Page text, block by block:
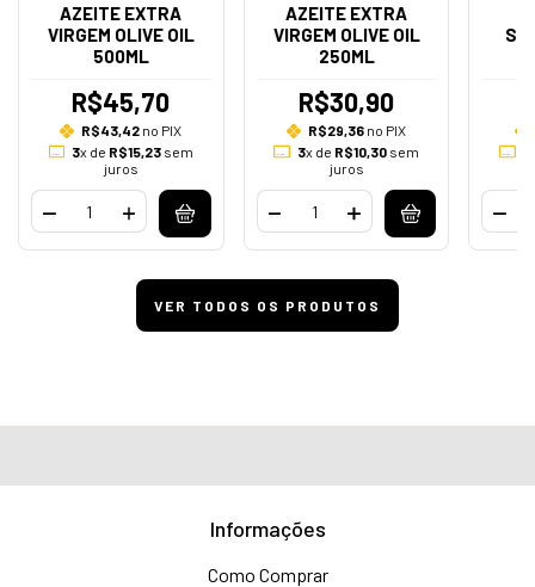
AZEITE EXTRA
VIRGEM OLIVE OIL
500ML
R$45,70
R$43,42 no PIX
3x de R$15,23 sem
juros
AZEITE EXTRA
VIRGEM OLIVE OIL
250ML
R$30,90
R$29,36 no PIX
3x de R$10,30sem
juros
VER TODOS OS PRODUTOS
Informações
Como Comprar